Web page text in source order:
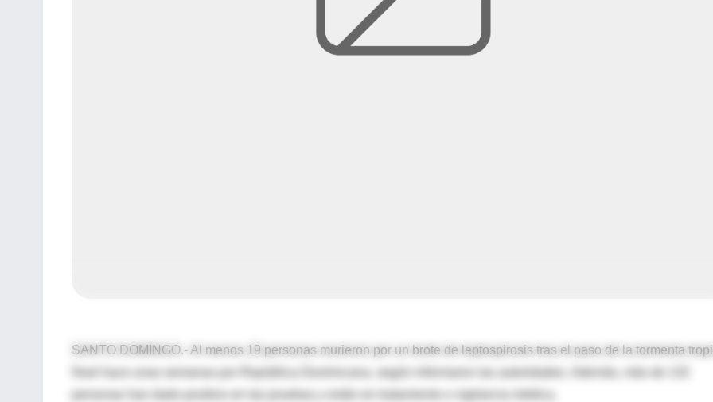
SANTO DOMINGO.- Al menos 19 personas murieron por un brote de leptospirosis tras el paso de la tormenta
Noel hace unas semanas por República Dominicana, según informaron las autoridades. Además, más de 132
personas han dado positivo en las pruebas y están en tratamiento o vigilancia médica.